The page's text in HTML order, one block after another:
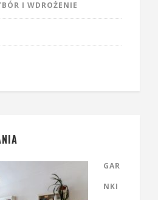
I WDROŻENIE
GAR
NKI